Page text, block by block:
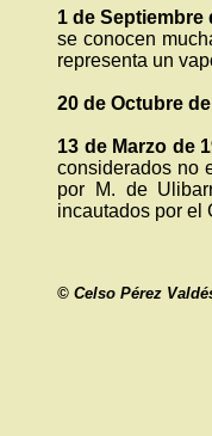
1 de Septiembre
se conocen
representa un
20 de Octubre
13 de Marzo de
considerados no
por M. de
incautados por el
© Celso Pérez